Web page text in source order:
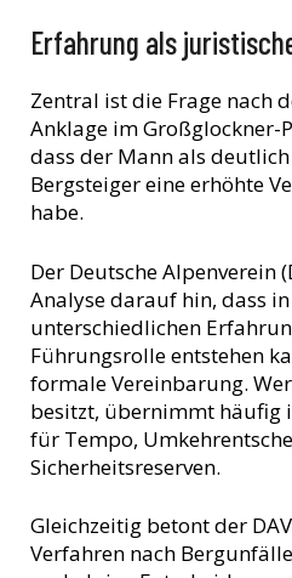
Erfahrung als
Zentral ist die Frage nach
Anklage im Großglockner-
dass der Mann als
Bergsteiger eine erhöhte
habe.
Der Deutsche Alpenverein
Analyse darauf hin, dass
unterschiedlichen
Führungsrolle entstehen
formale Vereinbarung.
besitzt, übernimmt
für Tempo,
Sicherheitsreserven.
Gleichzeitig betont der
Verfahren nach